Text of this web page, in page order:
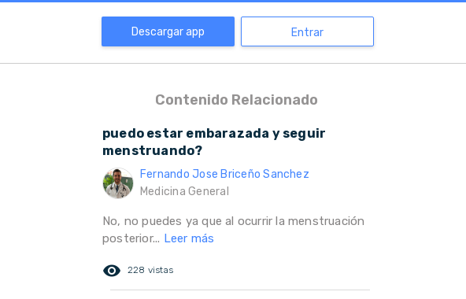
Descargar app Entrar
Contenido Relacionado
puedo estar embarazada y seguir
menstruando?
Fernando Jose Briceño Sanchez
Medicina General
No, no puedes ya que al ocurrir la menstruación
posterior... Leer más
remove_red_eye 228 vistas